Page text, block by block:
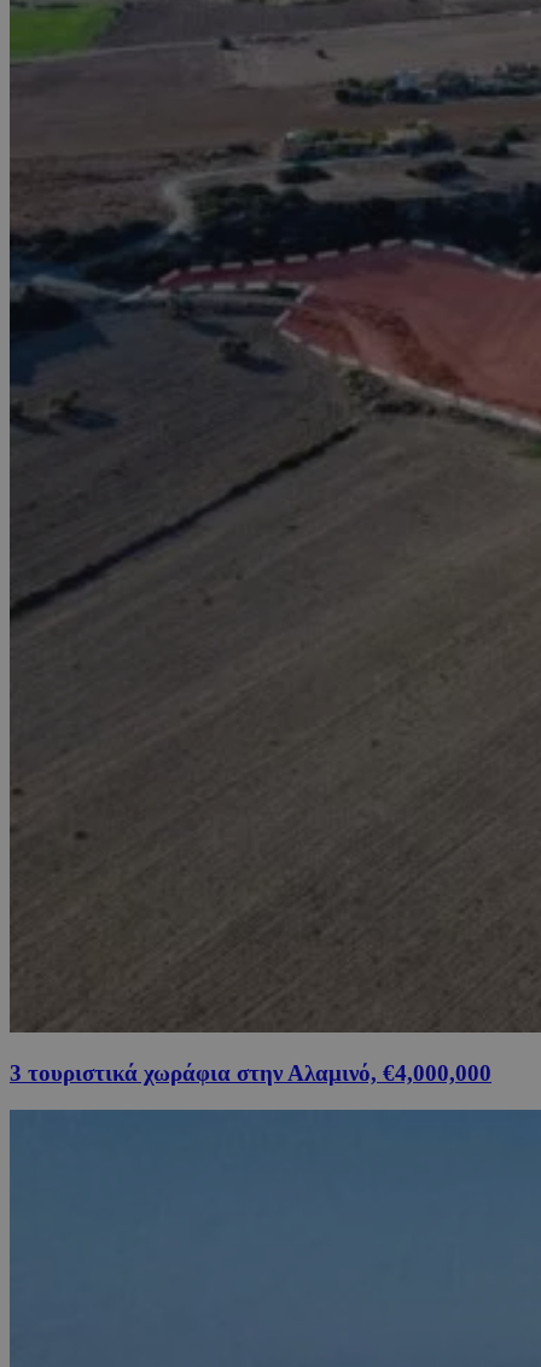
3 τουριστικά χωράφια στην Αλαμινό, €4,000,000